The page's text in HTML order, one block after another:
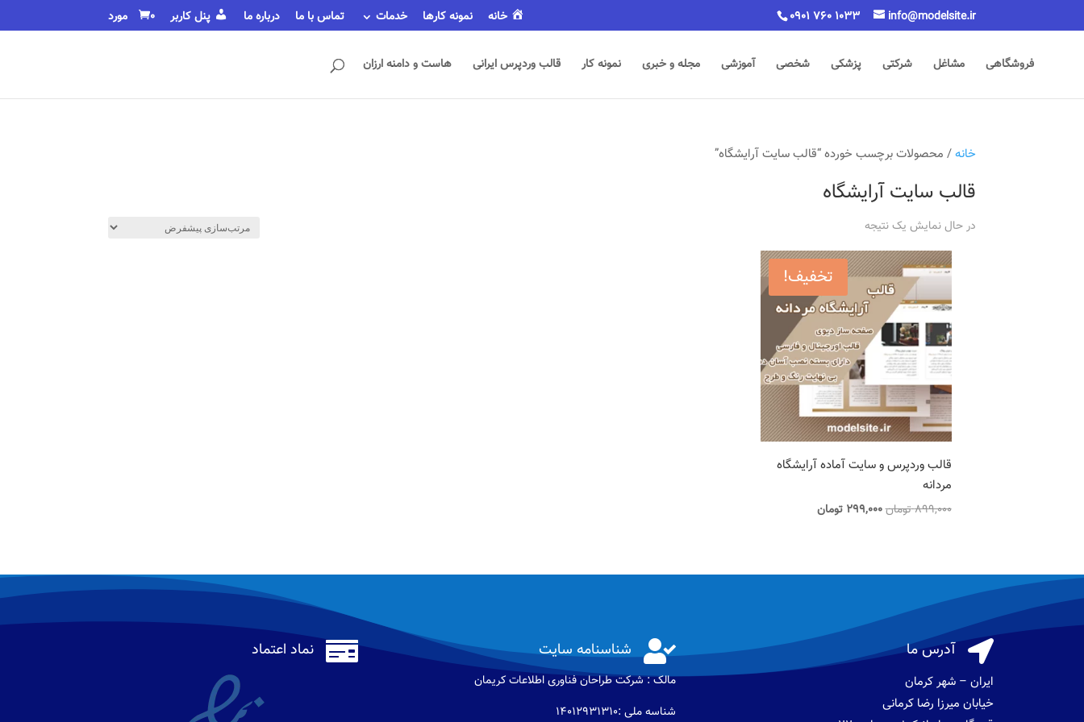
0901 760 1033 info@modelsite.ir خانه نمونه کارها خدمات تماس با ما درباره ما پنل کاربر 0 مورد
فروشگاهی مشاغل شرکتی پزشکی شخصی آموزشی مجله و خبری نمونه کار قالب وردپرس ایرانی هاست و دامنه ارزان
خانه/ محصولات برچسب خورده “قالب سایت آرایشگاه”
قالب سایت آرایشگاه
در حال نمایش یک نتیجه
تخفیف!
قالب وردپرس و سایت آماده آرایشگاه
مردانه
899,000تومانقیمت
299,000 تومانقیمت
 نماد اعتماد  شناسنامه سایت
مالک : شرکت طراحان فناوری اطلاعات كريمان
شناسه ملی :14012931310
 آدرس ما
ایران – شهر کرمان
خیابان میرزا رضا کرمانی